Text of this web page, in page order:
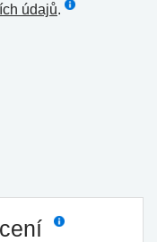
údajů.